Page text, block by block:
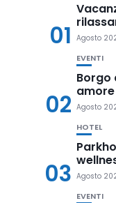
01 Agosto
02
EVENTI
Borgo
Agosto
03
HOTEL
Agosto
EVENTI